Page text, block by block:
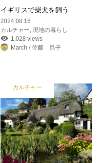
イギリスで柴犬を飼う
2024.08.16
カルチャー,現地の暮らし
1,028 views
March / 佐藤 昌子
カルチャー